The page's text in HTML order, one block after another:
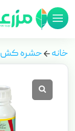
خانه حشره کش